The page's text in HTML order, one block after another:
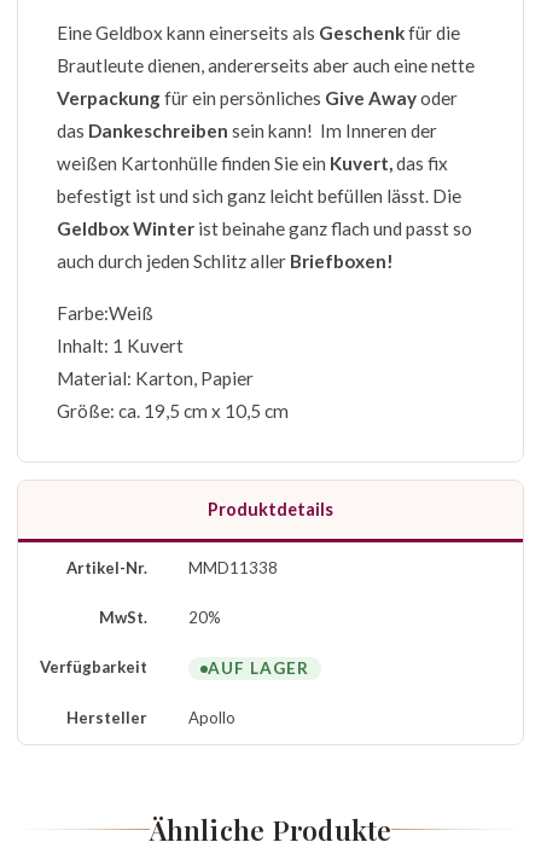
Eine Geldbox kann einerseits als Geschenkfür die
Brautleute dienen, andererseits aber auch eine nette
Verpackungfür ein persönliches Give Awayoder
das Dankeschreiben sein kann! Im Inneren der
weißen Kartonhülle finden Sie ein Kuvert, das fix
befestigt ist und sich ganz leicht befüllen lässt. Die
Geldbox Winter ist beinahe ganz flach und passt so
auch durch jeden Schlitz aller Briefboxen!
Farbe:Weiß
Inhalt: 1 Kuvert
Material: Karton, Papier
Größe: ca. 19,5 cm x 10,5 cm
Produktdetails
Artikel-Nr. MMD11338
MwSt. 20%
Verfügbarkeit AUF LAGER
Hersteller Apollo
Ähnliche Produkte